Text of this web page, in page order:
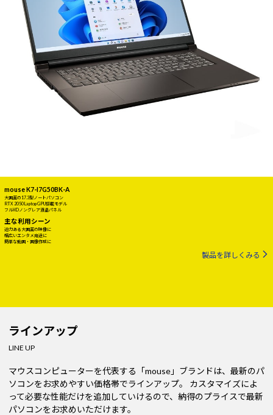
mouse K7-I7G50BK-A
大画面の17.3型ノートパソコン
RTX 2050 Laptop GPU搭載モデル
フルHDノングレア液晶パネル
主な利用シーン
迫力ある大画面の映像に
幅広いエンタメ用途に
簡単な動画・画像作成に
製品を詳しくみる
ラインアップ
LINE UP
マウスコンピューターを代表する「mouse」ブランドは、最新のパ
ソコンをお求めやすい価格帯でラインアップ。 カスタマイズによ
って必要な性能だけを追加していけるので、納得のプライスで最新
パソコンをお求めいただけます。